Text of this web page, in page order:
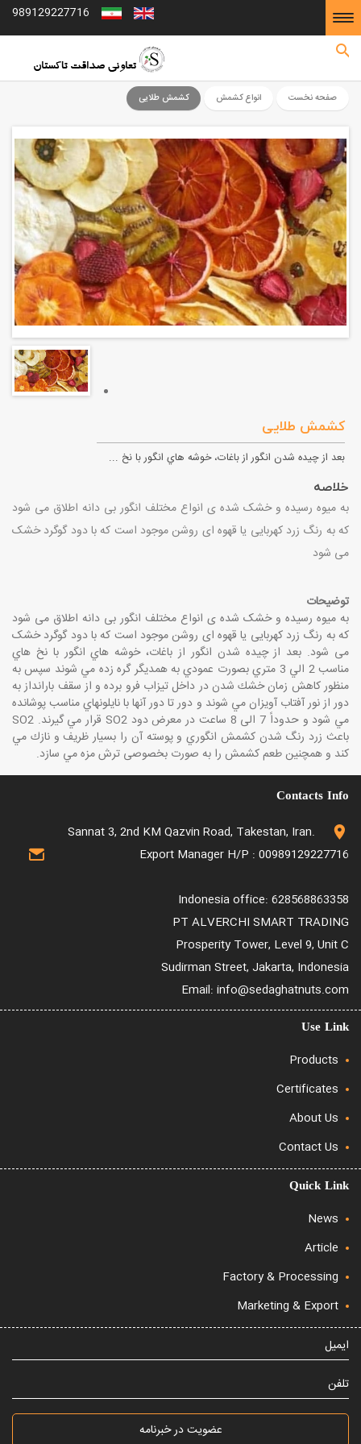
صفحه نخست
989129227716
صفحه نخست انواع کشمش کشمش طلایی
کشمش طلایی
بعد از چيده شدن انگور از باغات، خوشه هاي انگور با نخ ...
خلاصه
به میوه رسیده و خشک شده ی انواع مختلف انگور بی دانه اطلاق می شود
که به رنگ زرد کهربایی یا قهوه ای روشن موجود است که با دود گوگرد خشک
می شود
توضیحات
به میوه رسیده و خشک شده ی انواع مختلف انگور بی دانه اطلاق می شود
که به رنگ زرد کهربایی یا قهوه ای روشن موجود است که با دود گوگرد خشک
می شود. بعد از چيده شدن انگور از باغات، خوشه هاي انگور با نخ هاي
مناسب 2 الي 3 متري بصورت عمودي به همديگر گره زده مي شوند سپس به
منظور كاهش زمان خشك شدن در داخل تيزاب فرو برده و از سقف بارانداز به
دور از نور آفتاب آويزان مي شوند و دور تا دور آنها با نايلونهاي مناسب پوشانده
مي شود و حدوداً 7 الی 8 ساعت در معرض دود SO2 قرار مي گيرند. SO2
باعث زرد رنگ شدن كشمش انگوري و پوسته آن را بسيار ظريف و نازك مي
كند و همچنين طعم كشمش را به صورت بخصوصی ترش مزه مي سازد.
Contacts Info
.Sannat 3, 2nd KM Qazvin Road, Takestan, Iran
Export Manager H/P : 00989129227716
Indonesia office: 628568863358
PT ALVERCHI SMART TRADING
Prosperity Tower, Level 9, Unit C
Sudirman Street, Jakarta, Indonesia
Email: info@sedaghatnuts.com
Use Link
Products
Certificates
About Us
Contact Us
Quick Link
News
Article
Factory & Processing
Marketing & Export
ایمیل
تلفن
عضویت در خبرنامه